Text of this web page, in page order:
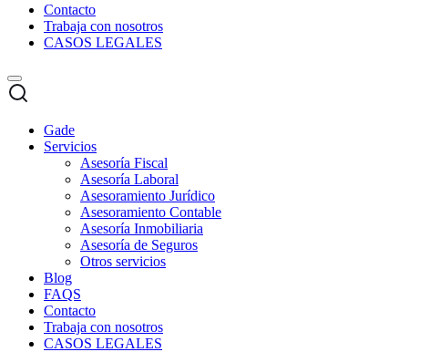
Contacto
Trabaja con nosotros
CASOS LEGALES
Gade
Servicios
Asesoría Fiscal
Asesoría Laboral
Asesoramiento Jurídico
Asesoramiento Contable
Asesoría Inmobiliaria
Asesoría de Seguros
Otros servicios
Blog
FAQS
Contacto
Trabaja con nosotros
CASOS LEGALES